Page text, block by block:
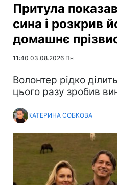
Притула
сина і розкрив
домашнє
11:40 03.08.2026 Пн
Волонтер рідко
цього разу зробив
КАТЕРИНА СОБКОВА